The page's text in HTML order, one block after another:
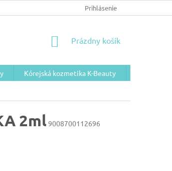
Prihlásenie
NÁKUPNÝ
Prázdny košík
Kórejská kozmetika K-Beauty
2ml9008700112696